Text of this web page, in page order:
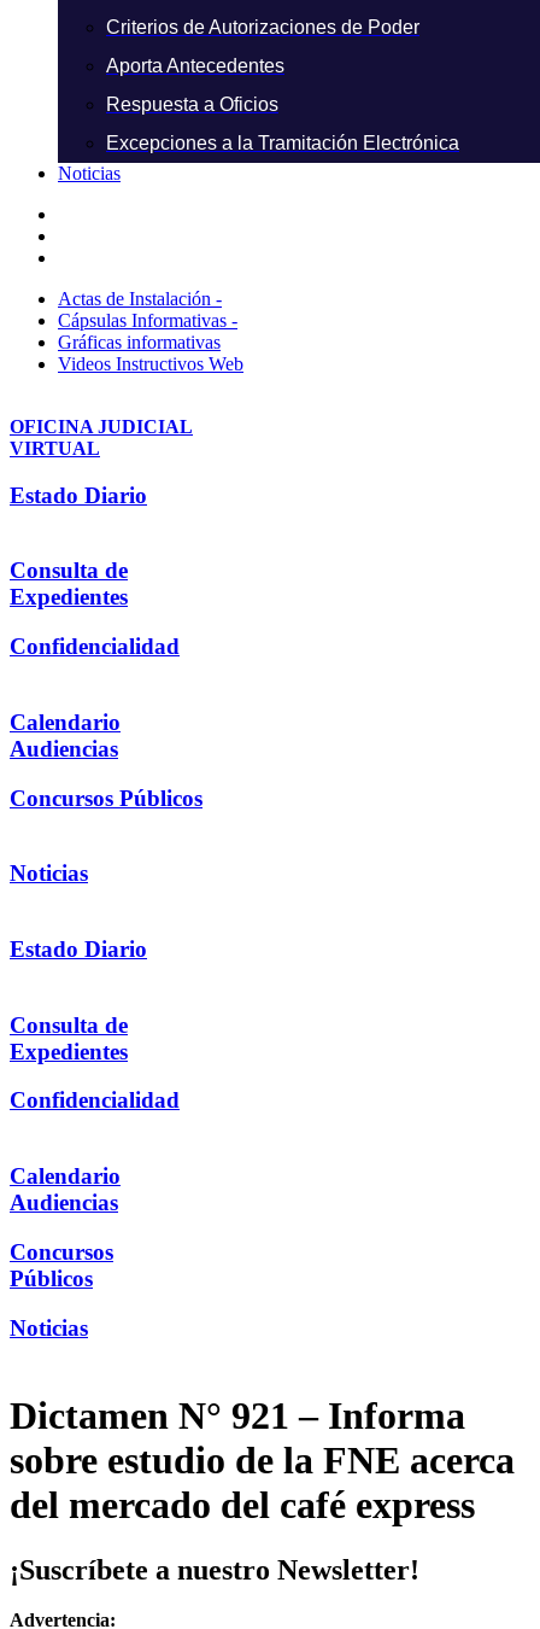
Criterios de Autorizaciones de Poder
Aporta Antecedentes
Respuesta a Oficios
Excepciones a la Tramitación Electrónica
Noticias
Actas de Instalación -
Cápsulas Informativas -
Gráficas informativas
Videos Instructivos Web
OFICINA JUDICIAL
VIRTUAL
Estado Diario
Consulta de
Expedientes
Confidencialidad
Calendario
Audiencias
Concursos Públicos
Noticias
Estado Diario
Consulta de
Expedientes
Confidencialidad
Calendario
Audiencias
Concursos
Públicos
Noticias
Dictamen N° 921 – Informa
sobre estudio de la FNE acerca
del mercado del café express
¡Suscríbete a nuestro Newsletter!
Advertencia: